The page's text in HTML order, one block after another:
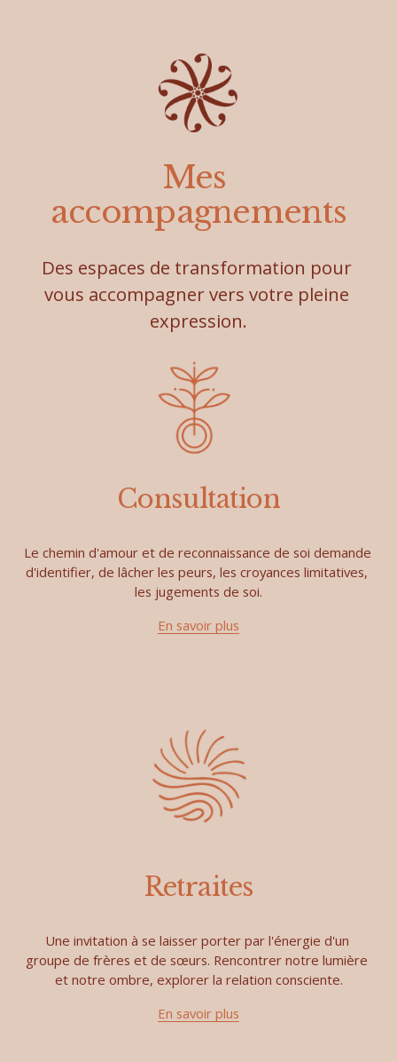
Mes
accompagnements
Des espaces de transformation pour
vous accompagner vers votre pleine
expression.
Consultation
Le chemin d'amour et de reconnaissance de soi demande
d'identifier, de lâcher les peurs, les croyances limitatives,
les jugements de soi.
En savoir plus
Retraites
Une invitation à se laisser porter par l'énergie d'un
groupe de frères et de sœurs. Rencontrer notre lumière
et notre ombre, explorer la relation consciente.
En savoir plus